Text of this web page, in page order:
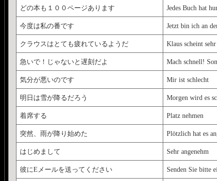
どの本も１００ページあります Jedes Buch hat
今度は私の番です Jetzt bin ich an
クラウスはとても疲れているようだ Klaus scheint
急いで！じゃないと遅刻だよ Mach schnell!
気分が悪いのです Mir ist schlecht
明日は雪が降るだろう Morgen wird es
着席する Platz nehmen
突然、雨が降り始めた Plötzlich hat es
はじめまして Sehr angenehm
彼にEメールを送ってください Senden Sie bitte